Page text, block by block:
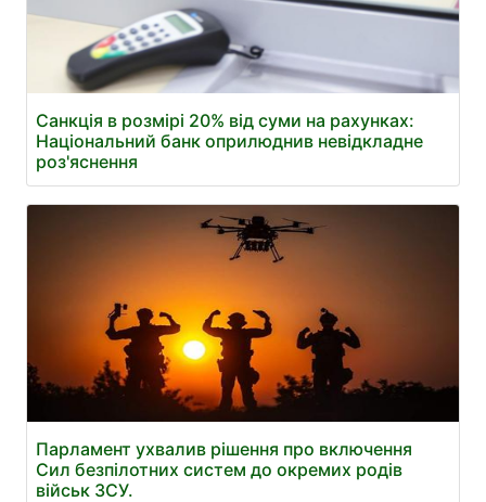
Санкція в розмірі 20% від суми на рахунках:
Національний банк оприлюднив невідкладне
роз'яснення
Парламент ухвалив рішення про включення
Сил безпілотних систем до окремих родів
військ ЗСУ.